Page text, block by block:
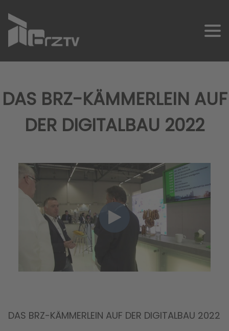
DAS BRZ-KÄMMERLEIN AUF
DER DIGITALBAU 2022
DAS BRZ-KÄMMERLEIN AUF DER DIGITALBAU 2022